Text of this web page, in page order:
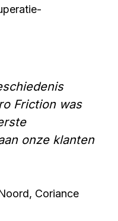
Friction was
onze klanten
Coriance